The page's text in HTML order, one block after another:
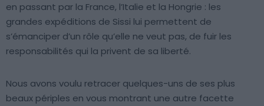
en passant par la France, l’Italie et la Hongrie : les
grandes expéditions de Sissi lui permettent de
s’émanciper d’un rôle qu’elle ne veut pas, de fuir les
responsabilités qui la privent de sa liberté.
Nous avons voulu retracer quelques-uns de ses plus
beaux périples en vous montrant une autre facette